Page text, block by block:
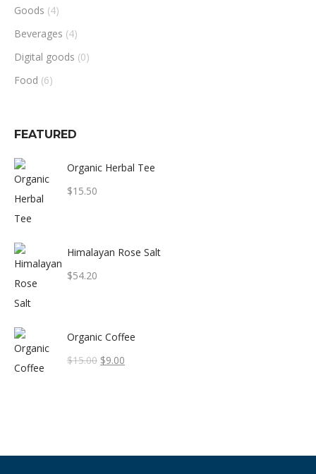
Goods (4)
Beverages (4)
Digital goods (0)
Food (6)
FEATURED
Organic Herbal Tee
$15.50
Himalayan Rose Salt
$54.20
Organic Coffee
$15.00 El
$9.00